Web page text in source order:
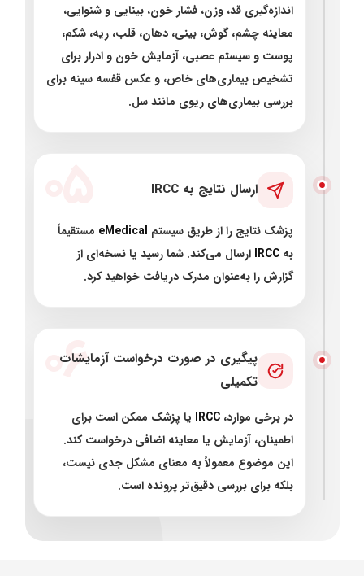
اندازه‌گیری قد، وزن، فشار خون، بینایی و شنوایی،
معاینه چشم، گوش، بینی، دهان، قلب، ریه، شکم،
پوست و سیستم عصبی، آزمایش خون و ادرار برای
تشخیص بیماری‌های خاص، و عکس قفسه سینه برای
بررسی بیماری‌های ریوی مانند سل.
ارسال نتایج به IRCC
پزشک نتایج را از طریق سیستم eMedical مستقیماً
بهIRCC ارسال می‌کند. شما رسید یا نسخه‌ای از
گزارش را به‌عنوان مدرک دریافت خواهید کرد.
۰۶
پیگیری در صورت درخواست آزمایشات
تکمیلی
در برخی موارد،IRCC یا پزشک ممکن است برای
اطمینان، آزمایش یا معاینه اضافی درخواست کند.
این موضوع معمولاً به معنای مشکل جدی نیست،
بلکه برای بررسی دقیق‌تر پرونده است.